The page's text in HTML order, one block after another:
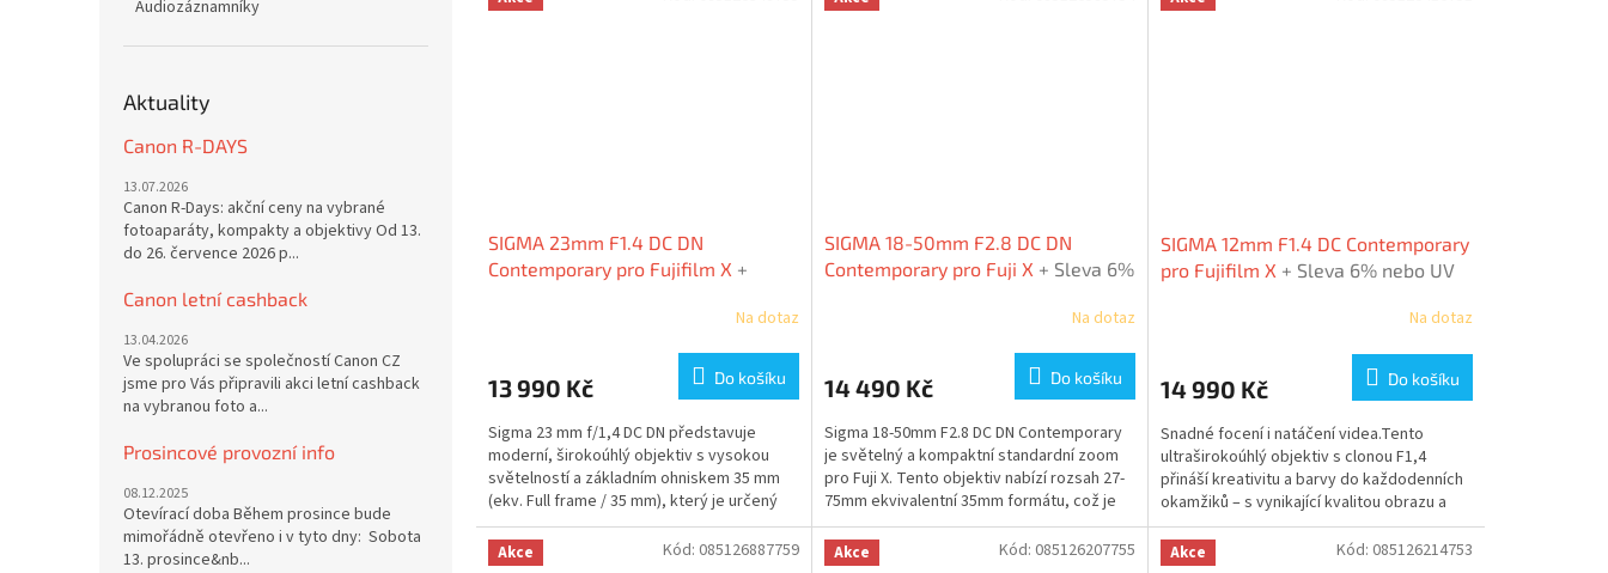
Audiozáznamníky
Aktuality
Canon R-DAYS
13.07.2026
Canon R-Days: akční ceny na vybrané
fotoaparáty, kompakty a objektivy Od 13.
do 26. července 2026 p...
Canon letní cashback
13.04.2026
Ve spolupráci se společností Canon CZ
jsme pro Vás připravili akci letní cashback
na vybranou foto a...
Prosincové provozní info
08.12.2025
Otevírací doba Během prosince bude
mimořádně otevřeno i v tyto dny: Sobota
13. prosince&nb...
SIGMA 23mm F1.4 DC DN
Contemporary pro Fujifilm X +
Na dotaz
13 990 Kč Do košíku
Sigma 23 mm f/1,4 DC DN představuje
moderní, širokoúhlý objektiv s vysokou
světelností a základním ohniskem 35 mm
(ekv. Full frame / 35 mm), který je určený
pro bezzrcadlovky s...
SIGMA 18-50mm F2.8 DC DN
Contemporary pro Fuji X + Sleva 6%
Na dotaz
14 490 Kč Do košíku
Sigma 18-50mm F2.8 DC DN Contemporary
je světelný a kompaktní standardní zoom
pro Fuji X. Tento objektiv nabízí rozsah 27-
75mm ekvivalentní 35mm formátu, což je
ideální pro...
SIGMA 12mm F1.4 DC Contemporary
pro Fujifilm X + Sleva 6% nebo UV
Na dotaz
14 990 Kč Do košíku
Snadné focení i natáčení videa.Tento
ultraširokoúhlý objektiv s clonou F1,4
přináší kreativitu a barvy do každodenních
okamžiků – s vynikající kvalitou obrazu a
mobilitou....
Akce Kód: 085126887759 Akce Kód: 085126207755 Akce Kód: 085126214753